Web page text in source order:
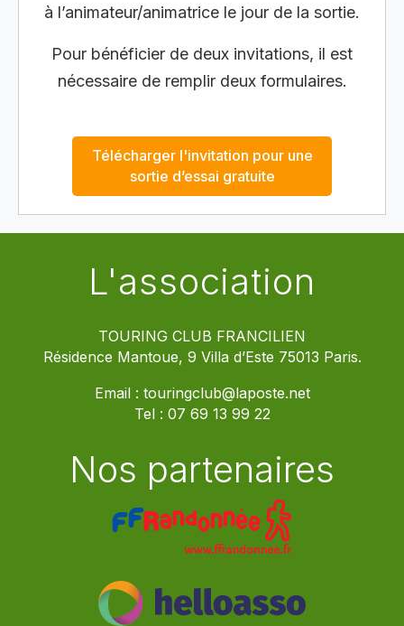
à l’animateur/animatrice le jour de la sortie.
Pour bénéficier de deux invitations, il est
nécessaire de remplir deux formulaires.
Télécharger l'invitation pour une
sortie d’essai gratuite
L'association
TOURING CLUB FRANCILIEN
Résidence Mantoue, 9 Villa d’Este 75013 Paris.
Email : touringclub@laposte.net
Tel : 07 69 13 99 22
Nos partenaires